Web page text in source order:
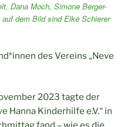
Dana Moch, Simone Berger-
dem Bild sind Elke Schierer
des Vereins „Neve
2023 tagte der
Hanna Kinderhilfe e.V.“ in